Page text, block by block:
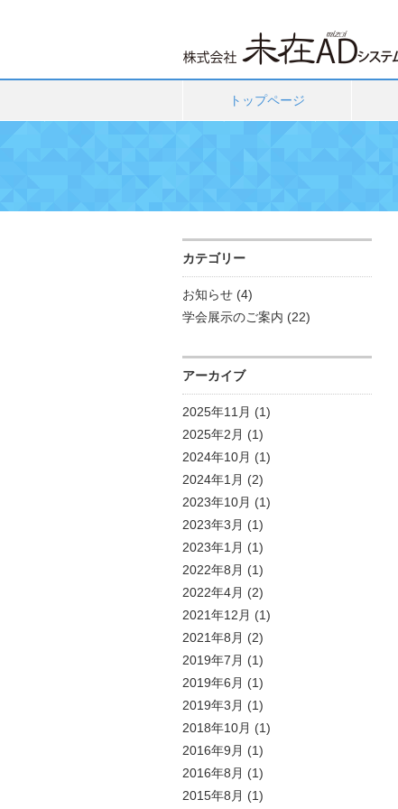
トップページ
カテゴリー
お知らせ (4)
学会展示のご案内 (22)
アーカイブ
2025年11月 (1)
2025年2月 (1)
2024年10月 (1)
2024年1月 (2)
2023年10月 (1)
2023年3月 (1)
2023年1月 (1)
2022年8月 (1)
2022年4月 (2)
2021年12月 (1)
2021年8月 (2)
2019年7月 (1)
2019年6月 (1)
2019年3月 (1)
2018年10月 (1)
2016年9月 (1)
2016年8月 (1)
2015年8月 (1)